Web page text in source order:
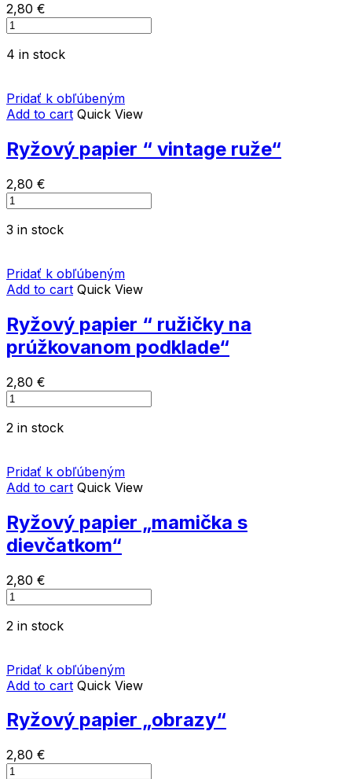
2,80 €
Ryžový
"
písmom"
quantity
4 in stock
Pridať k obľúbeným
Add to cart Quick View
Ryžový papier “ vintage ruže“
2,80 €
Ryžový
papier
"
quantity
3 in stock
Pridať k obľúbeným
Add to cart Quick View
Ryžový papier “ ružičky na
prúžkovanom podklade“
2,80 €
Ryžový
papier
"
prúžkovanom
podklade"
2 in stock
Pridať k obľúbeným
Add to cart Quick View
Ryžový papier „mamička s
dievčatkom“
2,80 €
Ryžový
papier
"mamička
quantity
2 in stock
Pridať k obľúbeným
Add to cart Quick View
Ryžový papier „obrazy“
2,80 €
Ryžový